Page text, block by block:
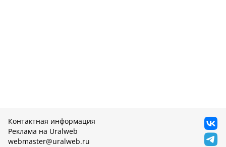
Контактная информация
Реклама на Uralweb
webmaster@uralweb.ru